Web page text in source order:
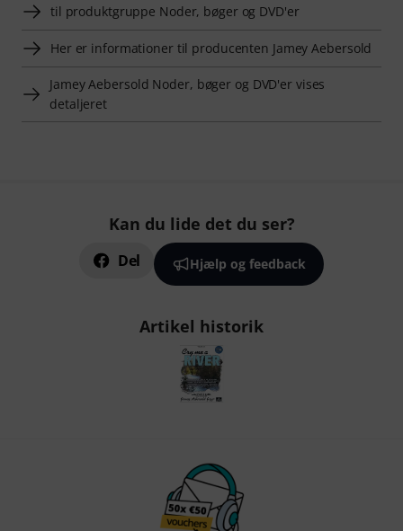
til produktgruppe Noder, bøger og DVD'er
Her er informationer til producenten Jamey Aebersold
Jamey Aebersold Noder, bøger og DVD'er vises
detaljeret
Kan du lide det du ser?
Del Hjælp og feedback
Artikel historik